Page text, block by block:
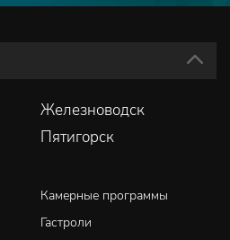
Железноводск
Пятигорск
Камерные программы
Гастроли